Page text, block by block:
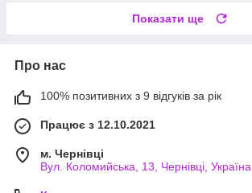
Показати ще
Про нас
100% позитивних з 9 відгуків за рік
Працює з 12.10.2021
м. Чернівці
Вул. Коломийська, 13, Чернівці, Україна